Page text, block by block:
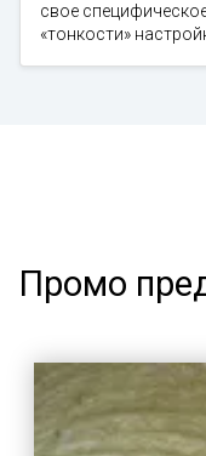
свое
«тонкости»
Промо